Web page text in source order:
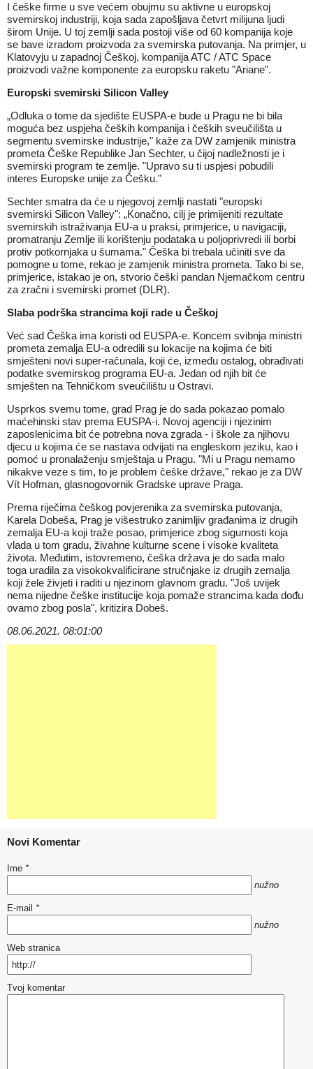
I češke firme u sve većem obujmu su aktivne u europskoj
svemirskoj industriji, koja sada zapošljava četvrt milijuna ljudi
širom Unije. U toj zemlji sada postoji više od 60 kompanija koje
se bave izradom proizvoda za svemirska putovanja. Na primjer, u
Klatovyju u zapadnoj Češkoj, kompanija ATC / ATC Space
proizvodi važne komponente za europsku raketu "Ariane".
Europski svemirski Silicon Valley
„Odluka o tome da sjedište EUSPA-e bude u Pragu ne bi bila
moguća bez uspjeha čeških kompanija i čeških sveučilišta u
segmentu svemirske industrije," kaže za DW zamjenik ministra
prometa Češke Republike Jan Sechter, u čijoj nadležnosti je i
svemirski program te zemlje. "Upravo su ti uspjesi pobudili
interes Europske unije za Češku."
Sechter smatra da će u njegovoj zemlji nastati "europski
svemirski Silicon Valley": „Konačno, cilj je primijeniti rezultate
svemirskih istraživanja EU-a u praksi, primjerice, u navigaciji,
promatranju Zemlje ili korištenju podataka u poljoprivredi ili borbi
protiv potkornjaka u šumama." Češka bi trebala učiniti sve da
pomogne u tome, rekao je zamjenik ministra prometa. Tako bi se,
primjerice, istakao je on, stvorio češki pandan Njemačkom centru
za zračni i svemirski promet (DLR).
Slaba podrška strancima koji rade u Češkoj
Već sad Češka ima koristi od EUSPA-e. Koncem svibnja ministri
prometa zemalja EU-a odredili su lokacije na kojima će biti
smješteni novi super-računala, koji će, između ostalog, obrađivati
podatke svemirskog programa EU-a. Jedan od njih bit će
smješten na Tehničkom sveučilištu u Ostravi.
Usprkos svemu tome, grad Prag je do sada pokazao pomalo
maćehinski stav prema EUSPA-i. Novoj agenciji i njezinim
zaposlenicima bit će potrebna nova zgrada - i škole za njihovu
djecu u kojima će se nastava odvijati na engleskom jeziku, kao i
pomoć u pronalaženju smještaja u Pragu. "Mi u Pragu nemamo
nikakve veze s tim, to je problem češke države," rekao je za DW
Vít Hofman, glasnogovornik Gradske uprave Praga.
Prema riječima češkog povjerenika za svemirska putovanja,
Karela Dobeša, Prag je višestruko zanimljiv građanima iz drugih
zemalja EU-a koji traže posao, primjerice zbog sigurnosti koja
vlada u tom gradu, živahne kulturne scene i visoke kvaliteta
života. Međutim, istovremeno, češka država je do sada malo
toga uradila za visokokvalificirane stručnjake iz drugih zemalja
koji žele živjeti i raditi u njezinom glavnom gradu. "Još uvijek
nema nijedne češke institucije koja pomaže strancima kada dođu
ovamo zbog posla", kritizira Dobeš.
08.06.2021. 08:01:00
Novi Komentar
Ime *
nužno
E-mail *
nužno
Web stranica
Tvoj komentar